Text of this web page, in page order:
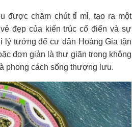
được chăm chút tỉ mỉ, tạo ra một
đẹp của kiến trúc cổ điển và sự
lý tưởng để cư dân Hoàng Gia tận
đơn giản là thư giãn trong không
phong cách sống thượng lưu.